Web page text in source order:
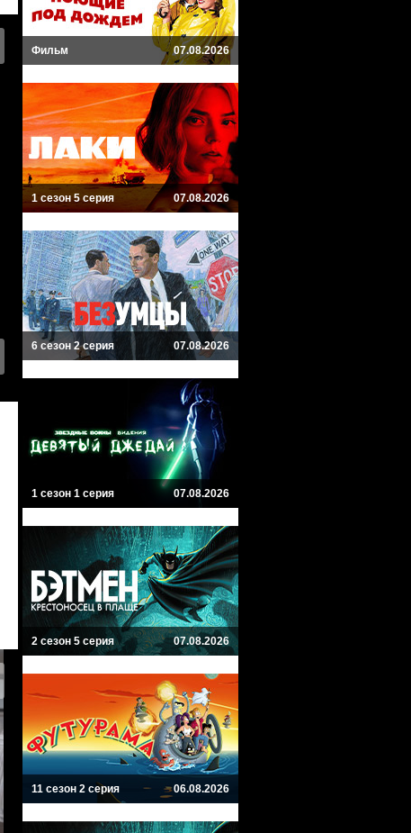
Фильм 07.08.2026
1 сезон 5 серия 07.08.2026
6 сезон 2 серия 07.08.2026
1 сезон 1 серия 07.08.2026
2 сезон 5 серия 07.08.2026
11 сезон 2 серия 06.08.2026